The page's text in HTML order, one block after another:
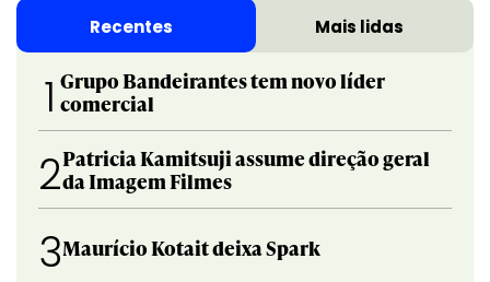
Recentes Mais lidas
1 Grupo Bandeirantes tem novo líder
comercial
2Patricia Kamitsuji assume direção geral
da Imagem Filmes
3Maurício Kotait deixa Spark